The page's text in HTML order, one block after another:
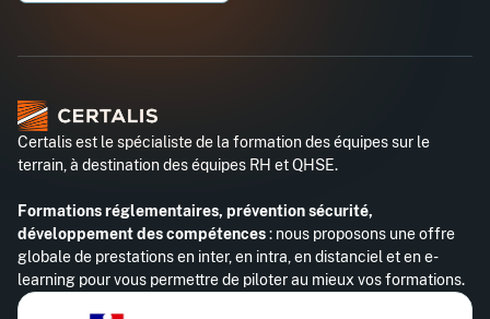
Certalis est le spécialiste de la formation des équipes sur le
terrain, à destination des équipes RH et QHSE.
Formations réglementaires, prévention sécurité,
développement des compétences: nous proposons une offre
globale de prestations en inter, en intra, en distanciel et en e-
learning pour vous permettre de piloter au mieux vos formations.